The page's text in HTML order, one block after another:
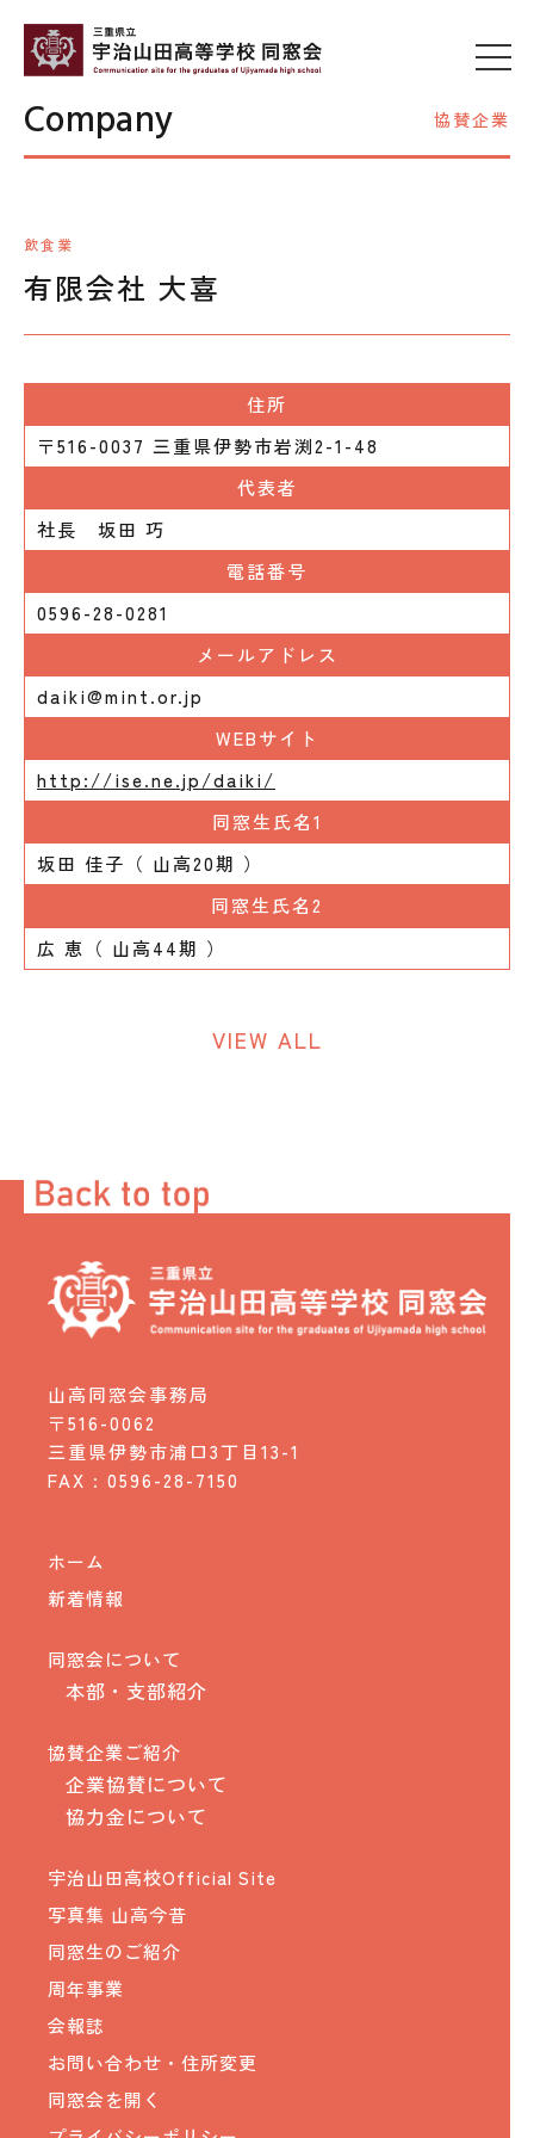
Company 協賛企業
飲食業
有限会社 大喜
住所
〒516-0037 三重県伊勢市岩渕2-1-48
代表者
社長 坂田 巧
電話番号
0596-28-0281
メールアドレス
daiki@mint.or.jp
WEBサイト
http://ise.ne.jp/daiki/
同窓生氏名1
坂田 佳子（ 山高20期 ）
同窓生氏名2
広 恵（ 山高44期 ）
VIEW ALL
山高同窓会事務局
〒516-0062
三重県伊勢市浦口3丁目13-1
FAX : 0596-28-7150
ホーム
新着情報
同窓会について
本部・支部紹介
協賛企業ご紹介
企業協賛について
協力金について
宇治山田高校Official Site
写真集 山高今昔
同窓生のご紹介
周年事業
会報誌
お問い合わせ・住所変更
同窓会を開く